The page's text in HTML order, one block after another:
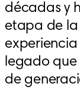
décadas y
etapa de
legado que
de